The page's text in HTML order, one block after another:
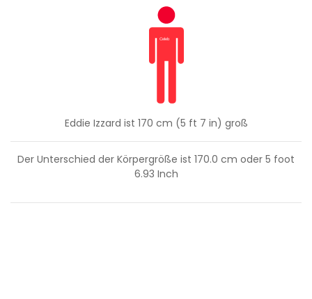
Eddie Izzard ist 170 cm (5 ft 7 in) groß
Der Unterschied der Körpergröße ist 170.0 cm oder 5 foot
6.93 Inch